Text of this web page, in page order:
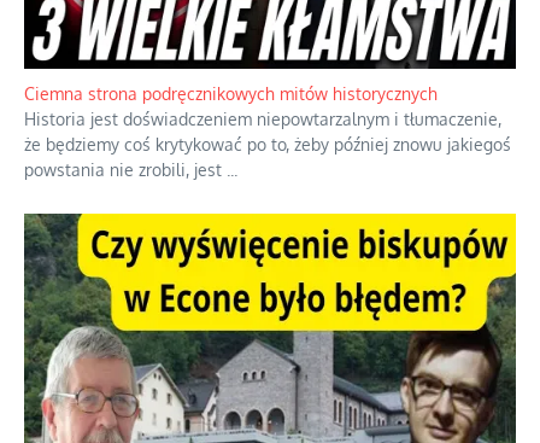
Szlachetna duma z historycznego braku rozsądku
Jednym z dziedzictw polskiej kontrreformacji jest skłonność do
oceniania wszystkiego w kategoriach moralnych, w tym
również polityki międzynarodowej, a...